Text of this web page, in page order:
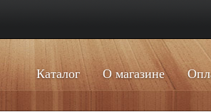
Каталог О магазине